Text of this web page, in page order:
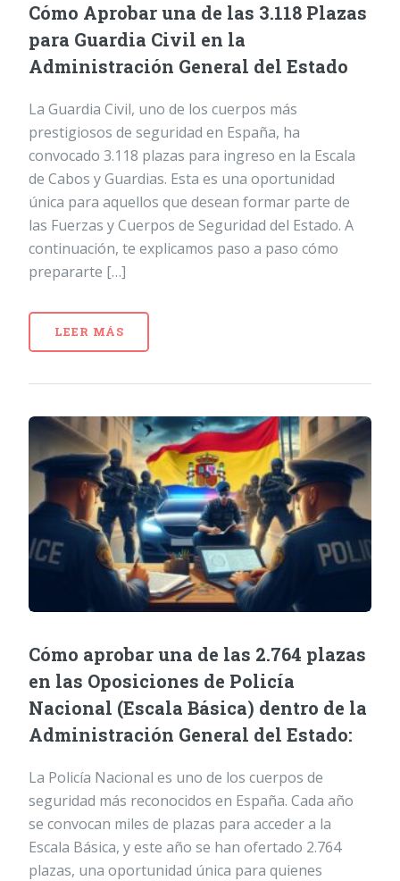
Cómo Aprobar una de las 3.118 Plazas
para Guardia Civil en la
Administración General del Estado
La Guardia Civil, uno de los cuerpos más
prestigiosos de seguridad en España, ha
convocado 3.118 plazas para ingreso en la Escala
de Cabos y Guardias. Esta es una oportunidad
única para aquellos que desean formar parte de
las Fuerzas y Cuerpos de Seguridad del Estado. A
continuación, te explicamos paso a paso cómo
prepararte […]
LEER MÁS
Cómo aprobar una de las 2.764 plazas
en las Oposiciones de Policía
Nacional (Escala Básica) dentro de la
Administración General del Estado:
La Policía Nacional es uno de los cuerpos de
seguridad más reconocidos en España. Cada año
se convocan miles de plazas para acceder a la
Escala Básica, y este año se han ofertado 2.764
plazas, una oportunidad única para quienes